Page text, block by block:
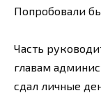
Попробовали
Часть
главам
сдал личные